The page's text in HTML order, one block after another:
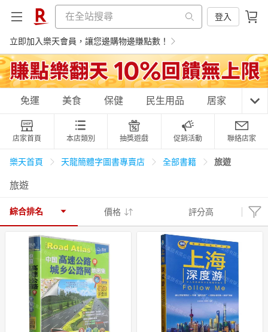
登入
立即加入樂天會員，讓您邊購物邊賺點數！
購物網分類
天天免運 美食蛋糕 養生保健 民生用品
居家生活 3C家電 親子玩具
女裝 男裝 化妝保養 情趣用品
日本購物 電子/紙本書
HOT
免運 美食 保健 民生用品 居家 3C
店家首頁 本店類別 抽獎遊戲 促銷活動 聯絡店家
樂天首頁 天龍簡體字圖書專賣店 全部書籍 旅遊
旅遊
綜合排名 價格 評分高